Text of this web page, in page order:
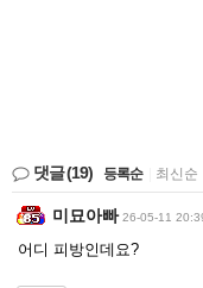
댓글(19) 등록순 최신순
미묘아빠 26-05-11
어디 피방인데요?